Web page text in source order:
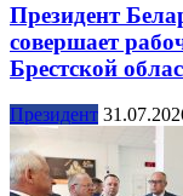
Президент
совершает
Брестской
Президент